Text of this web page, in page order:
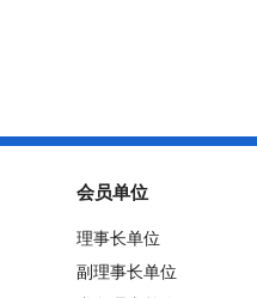
会员单位
理事长单位
副理事长单位